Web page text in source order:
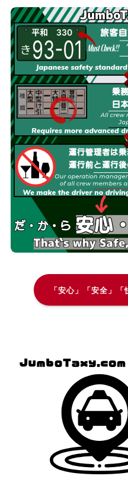
「安心」「安全」